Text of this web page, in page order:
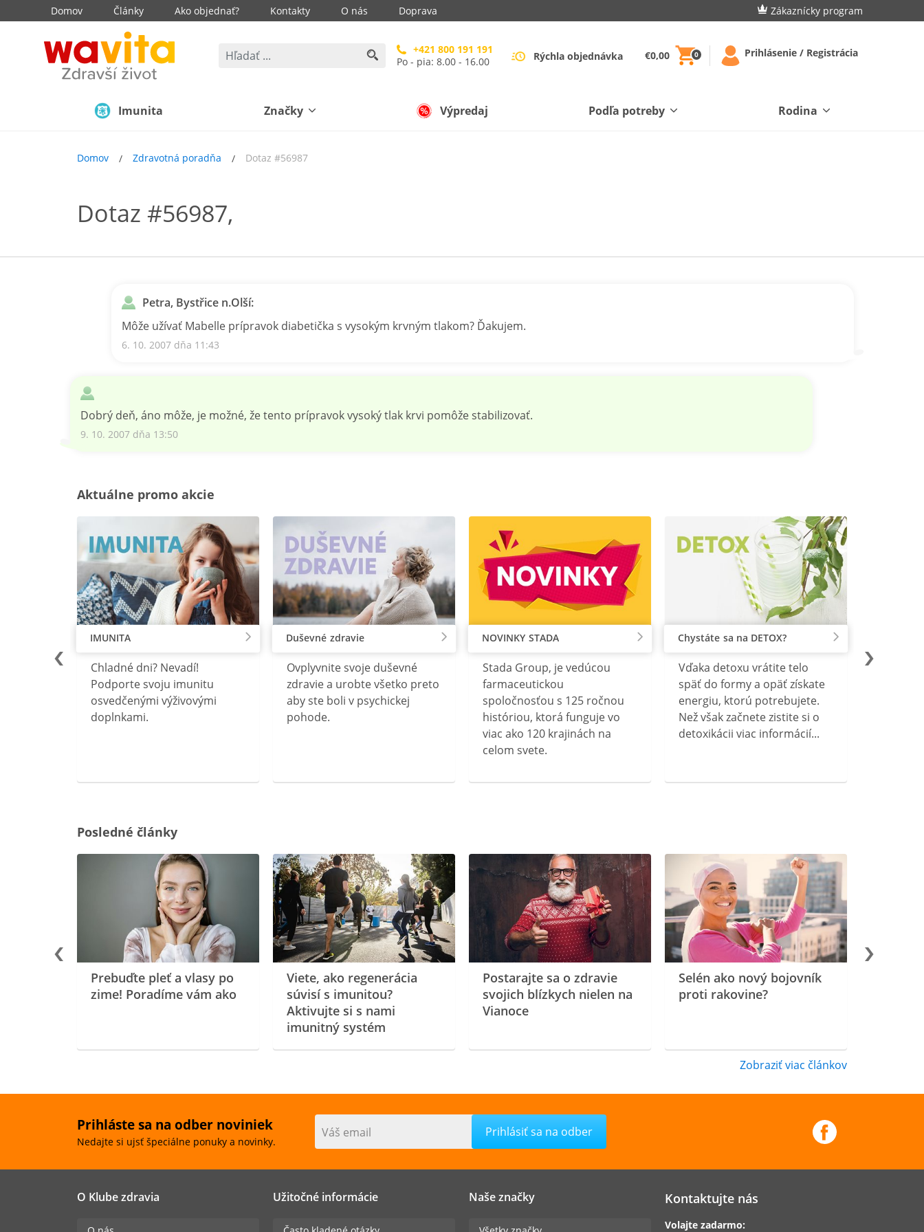
Domov Články Ako objednať? Kontakty O nás Doprava Zákaznícky program
+421 800 191 191
Po - pia: 8.00 - 16.00
Rýchla objednávka €0,00 0 Prihlásenie / Registrácia
Imunita Značky Výpredaj Podľa potreby Rodina
Domov Zdravotná poradňa Dotaz #56987
Dotaz #56987,
Petra, Bystřice n.Olší:
Môže užívať Mabelle prípravok diabetička s vysokým krvným tlakom? Ďakujem.
6. 10. 2007 dňa 11:43
Dobrý deň, áno môže, je možné, že tento prípravok vysoký tlak krvi pomôže stabilizovať.
9. 10. 2007 dňa 13:50
Aktuálne promo akcie
IMUNITA
Chladné dni? Nevadí!
Podporte svoju imunitu
osvedčenými výživovými
doplnkami.
Duševné zdravie
Ovplyvnite svoje duševné
zdravie a urobte všetko preto
aby ste boli v psychickej
pohode.
NOVINKY STADA
Stada Group, je vedúcou
farmaceutickou
spoločnosťou s 125 ročnou
históriou, ktorá funguje vo
viac ako 120 krajinách na
celom svete.
Chystáte sa na DETOX?
Vďaka detoxu vrátite telo
späť do formy a opäť získate
energiu, ktorú potrebujete.
Než však začnete zistite si o
detoxikácii viac informácií...
Posledné články
Prebuďte pleť a vlasy po
zime! Poradíme vám ako
Viete, ako regenerácia
súvisí s imunitou?
Aktivujte si s nami
imunitný systém
Postarajte sa o zdravie
svojich blízkych nielen na
Vianoce
Selén ako nový bojovník
proti rakovine?
Zobraziť viac článkov
Prihláste sa na odber noviniek
Nedajte si ujsť špeciálne ponuky a novinky.
Váš email
O Klube zdravia Užitočné informácie Naše značky Kontaktujte nás
Volajte zadarmo: